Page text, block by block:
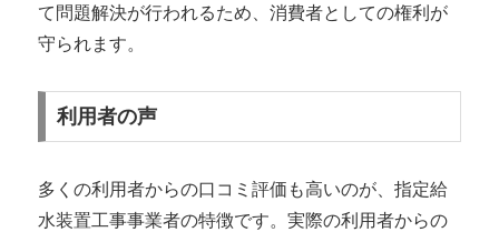
て問題解決が行われるため、消費者としての権利が
守られます。
利用者の声
多くの利用者からの口コミ評価も高いのが、指定給
水装置工事事業者の特徴です。実際の利用者からの